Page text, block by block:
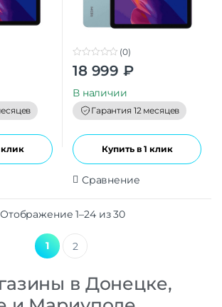
клик
0
t
o
f
5
(0)
18 999 ₽
В наличии
Гарантия 12 месяцев
Купить в 1 клик
Сравнение
Отображение 1–24 из 30
1 2
в Донецке,